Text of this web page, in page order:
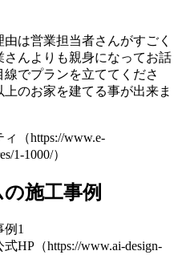
は営業担当者さんがすごく
んよりも親身になってお話
でプランを立ててくださ
のお家を建てる事が出来ま
（https://www.e-
1-1000/）
施工事例
HP（https://www.ai-design-